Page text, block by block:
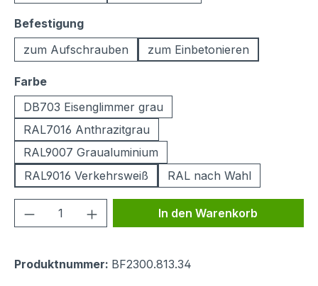
Befestigungauswählen
zum Aufschrauben
zum Einbetonieren
Farbeauswählen
DB703 Eisenglimmer grau
RAL7016 Anthrazitgrau
RAL9007 Graualuminium
RAL9016 Verkehrsweiß
RAL nach Wahl
Produkt Anzahl: Gib denIn den Warenkorb
Produktnummer: BF2300.813.34